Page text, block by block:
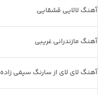
آهنگ لالایی قشقایی
آهنگ مازندرانی غریبی
آهنگ لای لای از سارنگ سیفی زاده